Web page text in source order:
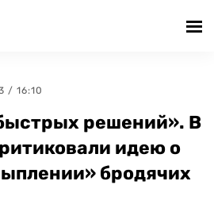
/ 16:10
решений». В
идею о
бродячих